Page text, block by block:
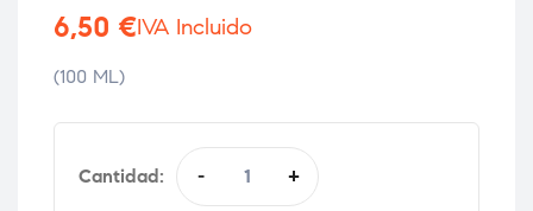
6,50 €IVA Incluido
(100 ML)
Cantidad: - +